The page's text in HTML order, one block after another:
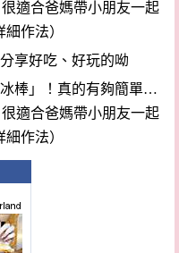
享好吃、好玩的呦